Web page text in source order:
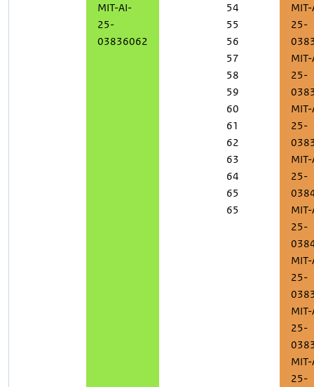
MIT-AI-
25-
03836062
54
55
56
57
58
59
60
61
62
63
64
65
65
25-
25-
25-
25-
25-
25-
25-
25-